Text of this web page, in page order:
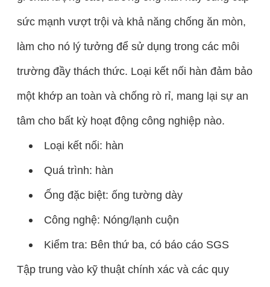
sức mạnh vượt trội và khả năng chống ăn mòn,
làm cho nó lý tưởng để sử dụng trong các môi
trường đầy thách thức. Loại kết nối hàn đảm bảo
một khớp an toàn và chống rò rỉ, mang lại sự an
tâm cho bất kỳ hoạt động công nghiệp nào.
Loại kết nối: hàn
Quá trình: hàn
Ống đặc biệt: ống tường dày
Công nghệ: Nóng/lạnh cuộn
Kiểm tra: Bên thứ ba, có báo cáo SGS
Tập trung vào kỹ thuật chính xác và các quy